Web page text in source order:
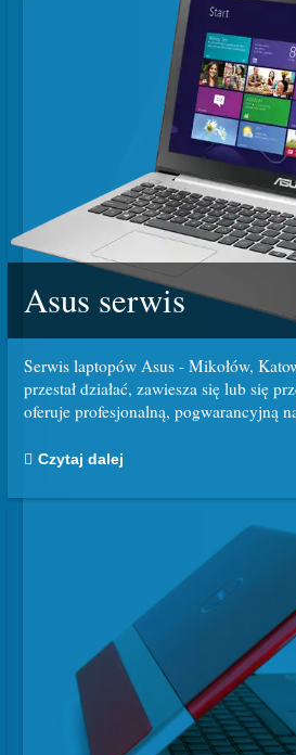
Asus serwis
Serwis laptopów Asus - Mikołów,
przestał działać, zawiesza się lub się
oferuje profesjonalną, pogwarancyjną
Czytaj dalej